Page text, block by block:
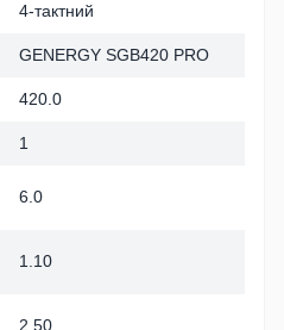
4-тактний
GENERGY SGB420 PRO
420.0
1
6.0
1.10
2.50